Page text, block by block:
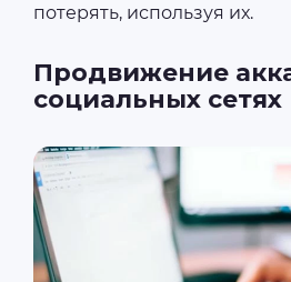
потерять, используя их.
Продвижение
социальных сетях